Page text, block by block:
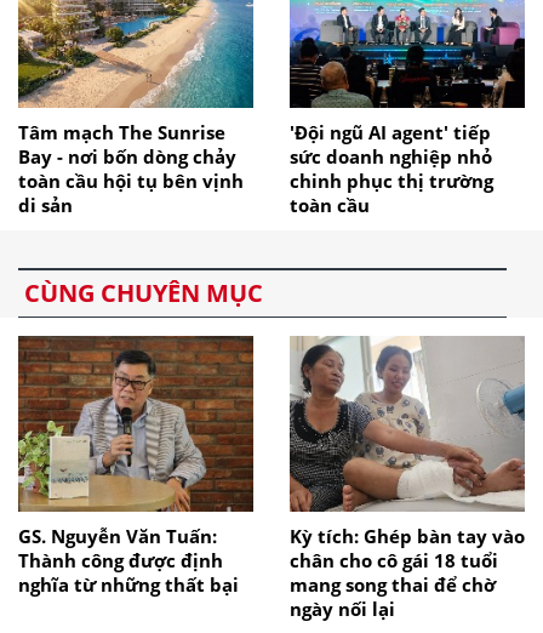
Tâm mạch The Sunrise
Bay - nơi bốn dòng chảy
toàn cầu hội tụ bên vịnh
di sản
'Đội ngũ AI agent' tiếp
sức doanh nghiệp nhỏ
chinh phục thị trường
toàn cầu
CÙNG CHUYÊN MỤC
GS. Nguyễn Văn Tuấn:
Thành công được định
nghĩa từ những thất bại
Kỳ tích: Ghép bàn tay vào
chân cho cô gái 18 tuổi
mang song thai để chờ
ngày nối lại